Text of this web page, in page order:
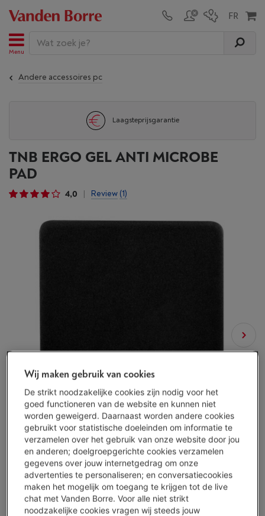
Menu
Andere accessoires pc
Laagsteprijsgarantie
TNB ERGO GEL ANTI MICROBE
PAD
4,0 Review (1)
Wij maken gebruik van cookies
De strikt noodzakelijke cookies zijn nodig voor het
goed functioneren van de website en kunnen niet
worden geweigerd. Daarnaast worden andere cookies
gebruikt voor statistische doeleinden om informatie te
verzamelen over het gebruik van onze website door jou
en anderen; doelgroepgerichte cookies verzamelen
gegevens over jouw internetgedrag om onze
advertenties te personaliseren; en conversatiecookies
maken het mogelijk om toegang te krijgen tot de live
chat met Vanden Borre. Voor alle niet strikt
noodzakelijke cookies vragen wij steeds jouw